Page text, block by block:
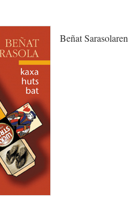
Beñat Sarasolaren